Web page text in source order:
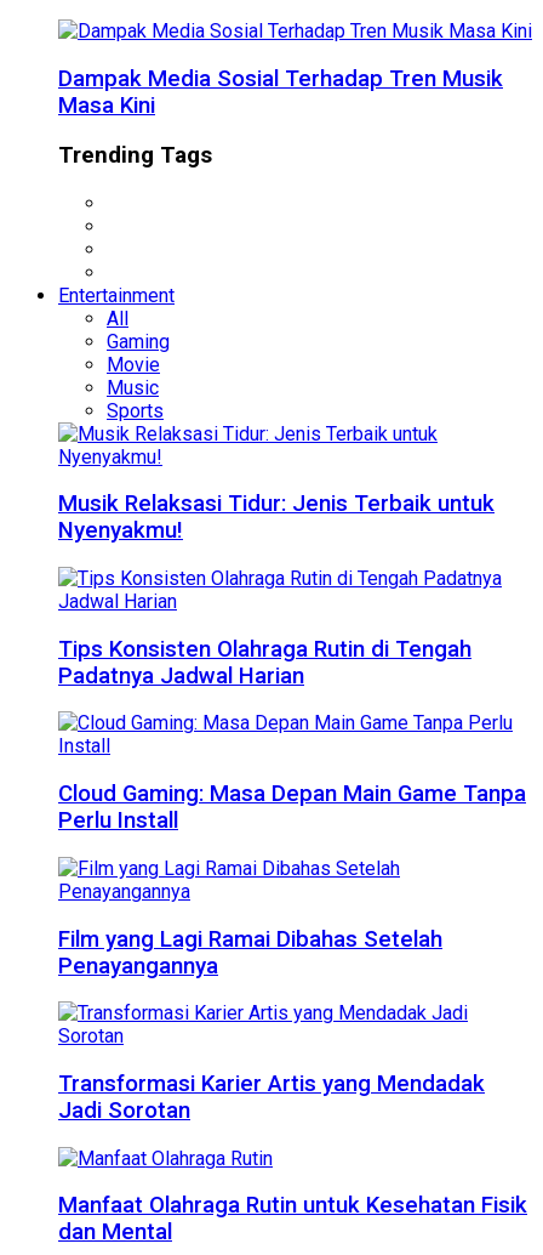
Dampak Media Sosial Terhadap Tren Musik
Masa Kini
Trending Tags
Entertainment
All
Gaming
Movie
Music
Sports
Musik Relaksasi Tidur: Jenis Terbaik untuk
Nyenyakmu!
Tips Konsisten Olahraga Rutin di Tengah
Padatnya Jadwal Harian
Cloud Gaming: Masa Depan Main Game Tanpa
Perlu Install
Film yang Lagi Ramai Dibahas Setelah
Penayangannya
Transformasi Karier Artis yang Mendadak
Jadi Sorotan
Manfaat Olahraga Rutin untuk Kesehatan Fisik
dan Mental